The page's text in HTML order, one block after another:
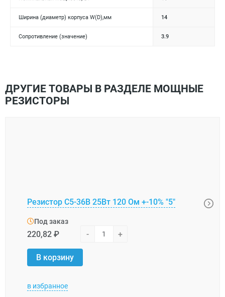
Ширина (диаметр) корпуса W(D),мм 14
Сопротивление (значение) 3.9
ДРУГИЕ ТОВАРЫ В РАЗДЕЛЕ МОЩНЫЕ
РЕЗИСТОРЫ
Резистор С5-36В 25Вт 120 Ом +-10% "5"
Под заказ
220,82 ₽ - +
В корзину
в избранное